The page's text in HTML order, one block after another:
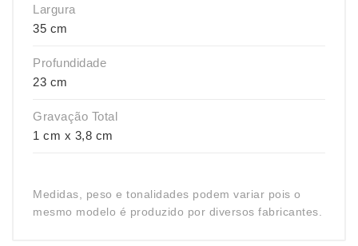
Largura
35 cm
Profundidade
23 cm
Gravação Total
1 cm x 3,8 cm
Medidas, peso e tonalidades podem variar pois o
mesmo modelo é produzido por diversos fabricantes.